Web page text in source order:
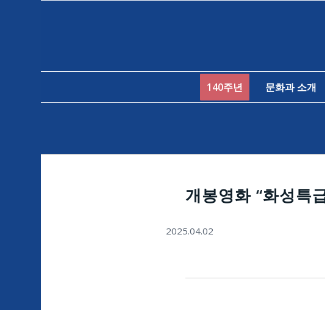
140주년 문화과 소개
개봉영화 “화성특
2025.04.02